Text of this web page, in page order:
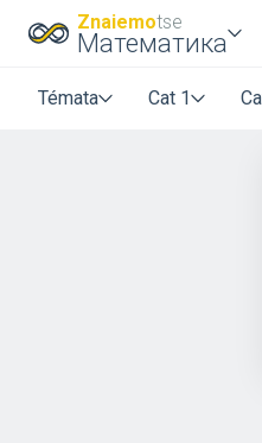
Znaiemotse
Математика
Témata Cat 1